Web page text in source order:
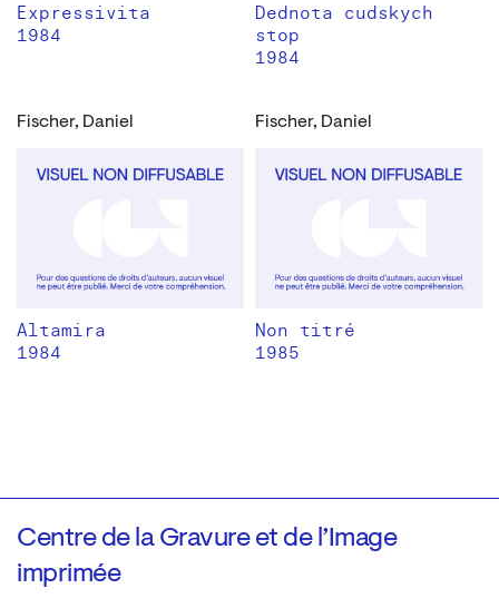
Expressivita
1984
Dednota cudskych
stop
1984
Fischer, Daniel
Altamira
1984
Fischer, Daniel
Non titré
1985
Centre de la Gravure et de l’Image
imprimée